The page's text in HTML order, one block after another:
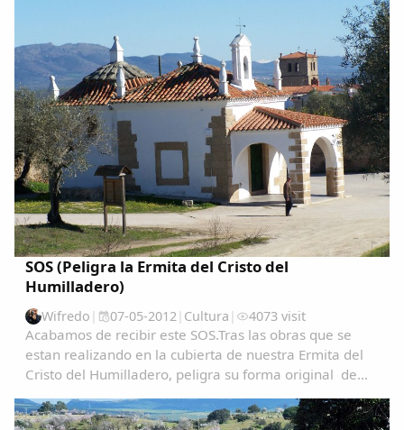
SOS (Peligra la Ermita del Cristo del
Humilladero)
Wifredo | 07-05-2012| Cultura | 4073 visit
Acabamos de recibir este SOS.Tras las obras que se
estan realizando en la cubierta de nuestra Ermita del
Cristo del Humilladero, peligra su forma original de
estructura, es un monumento catalogado de gran
interes, tanto Patrimonial como Espiritual...
Comparte
Compartir en Twitter